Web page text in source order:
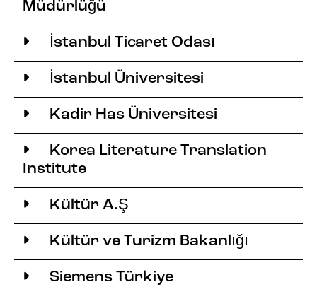
Müdürlüğü
İstanbul Ticaret Odası
İstanbul Üniversitesi
Kadir Has Üniversitesi
Korea Literature Translation
Institute
Kültür A.Ş
Kültür ve Turizm Bakanlığı
Siemens Türkiye